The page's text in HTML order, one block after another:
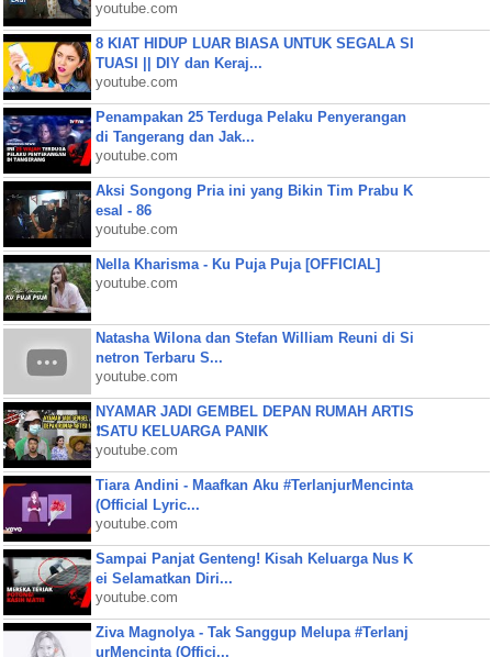
youtube.com
8 KIAT HIDUP LUAR BIASA UNTUK SEGALA SI
TUASI || DIY dan Keraj...
youtube.com
Penampakan 25 Terduga Pelaku Penyerangan
di Tangerang dan Jak...
youtube.com
Aksi Songong Pria ini yang Bikin Tim Prabu K
esal - 86
youtube.com
Nella Kharisma - Ku Puja Puja [OFFICIAL]
youtube.com
Natasha Wilona dan Stefan William Reuni di Si
netron Terbaru S...
youtube.com
NYAMAR JADI GEMBEL DEPAN RUMAH ARTIS
❗SATU KELUARGA PANIK
youtube.com
Tiara Andini - Maafkan Aku #TerlanjurMencinta
(Official Lyric...
youtube.com
Sampai Panjat Genteng! Kisah Keluarga Nus K
ei Selamatkan Diri...
youtube.com
Ziva Magnolya - Tak Sanggup Melupa #Terlanj
urMencinta (Offici...